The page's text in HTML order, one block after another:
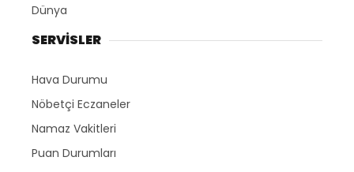
Dünya
SERVİSLER
Hava Durumu
Nöbetçi Eczaneler
Namaz Vakitleri
Puan Durumları